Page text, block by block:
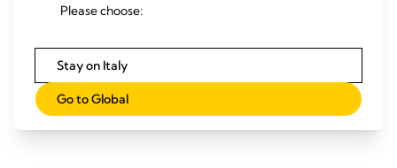
Lecoppette assorbilatte
Ogni prodotto è progettato tenendo in considerazione il
comfort e gli obiettivi nell’allattamento al seno, per
permetterti di concentrarti sul legame con il tuo bambino.
Please choose:
Stay on Italy
Go to Global